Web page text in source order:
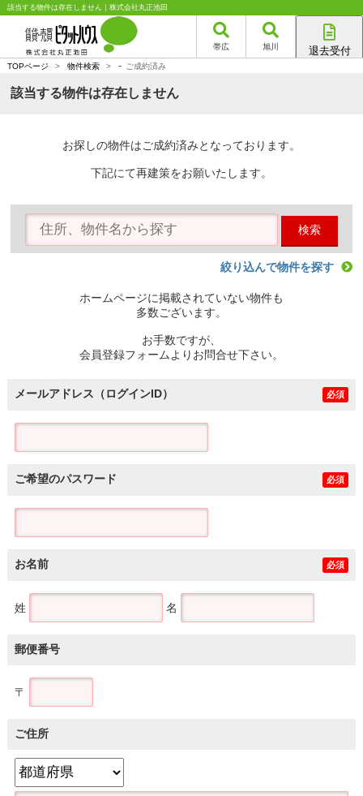
該当する物件は存在しません｜株式会社丸正池田
帯広 旭川 退去受付
TOPページ > 物件検索 > - ご成約済み
該当する物件は存在しません
お探しの物件はご成約済みとなっております。
下記にて再建策をお願いたします。
検索
絞り込んで物件を探す
ホームページに掲載されていない物件も
多数ございます。
お手数ですが、
会員登録フォームよりお問合せ下さい。
メールアドレス（ログインID） 必須
ご希望のパスワード 必須
お名前 必須
姓 名
郵便番号
〒
ご住所